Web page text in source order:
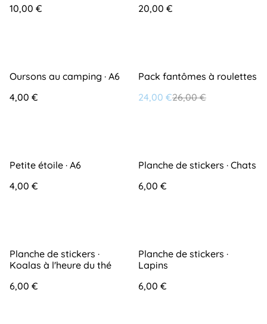
10,00 €
20,00 €
Oursons au camping · A6
4,00 €
%
Pack fantômes à roulettes
24,00 €26,00 €
Petite étoile · A6
4,00 €
Planche de stickers · Chats
6,00 €
Planche de stickers ·
Koalas à l'heure du thé
6,00 €
Planche de stickers ·
Lapins
6,00 €